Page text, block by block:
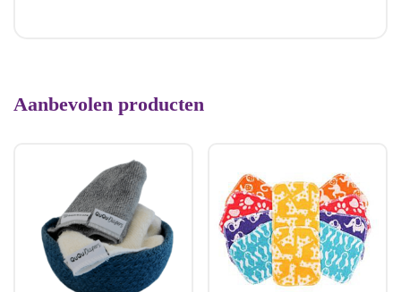
Aanbevolen producten